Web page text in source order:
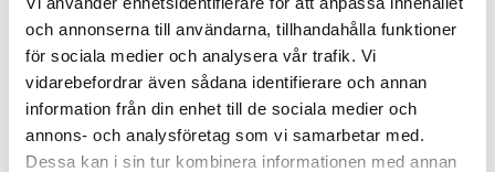
och annonserna till användarna, tillhandahålla funktioner
för sociala medier och analysera vår trafik. Vi
vidarebefordrar även sådana identifierare och annan
information från din enhet till de sociala medier och
annons- och analysföretag som vi samarbetar med.
Dessa kan i sin tur kombinera informationen med annan
längden. Tillsammans är vi en kraft att räkna med.
Och vi är övertygade om, att när landsbygden lever,
då frodas hela samhället. Både länge och väl.
Se gärna vår film, så förstår du vad vi menar.